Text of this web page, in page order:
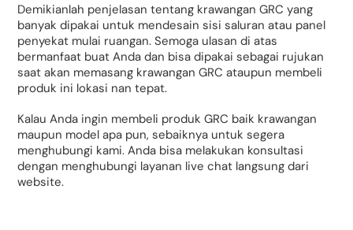
Demikianlah penjelasan tentang krawangan GRC yang
banyak dipakai untuk mendesain sisi saluran atau panel
penyekat mulai ruangan. Semoga ulasan di atas
bermanfaat buat Anda dan bisa dipakai sebagai rujukan
saat akan memasang krawangan GRC ataupun membeli
produk ini lokasi nan tepat.
Kalau Anda ingin membeli produk GRC baik krawangan
maupun model apa pun, sebaiknya untuk segera
menghubungi kami. Anda bisa melakukan konsultasi
dengan menghubungi layanan live chat langsung dari
website.